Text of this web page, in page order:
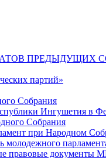
ПРЕДЫДУЩИХ
партий»
Собрания
Ингушетия в
Собрания
при Народном
молодежного
правовые документы